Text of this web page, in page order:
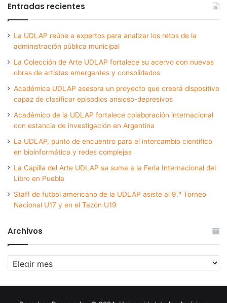
Entradas recientes
La UDLAP reúne a expertos para analizar los retos de la
administración pública municipal
La Colección de Arte UDLAP fortalece su acervo con nuevas
obras de artistas emergentes y consolidados
Académica UDLAP asesora un proyecto que creará dispositivo
capaz de clasificar episodios ansioso-depresivos
Académico de la UDLAP fortalece colaboración internacional
con estancia de investigación en Argentina
La UDLAP, punto de encuentro para el intercambio científico
en bioinformática y redes complejas
La Capilla del Arte UDLAP se suma a la Feria Internacional del
Libro en Puebla
Staff de futbol americano de la UDLAP asiste al 9.º Torneo
Nacional U17 y en el Tazón U19
Archivos
Archivos